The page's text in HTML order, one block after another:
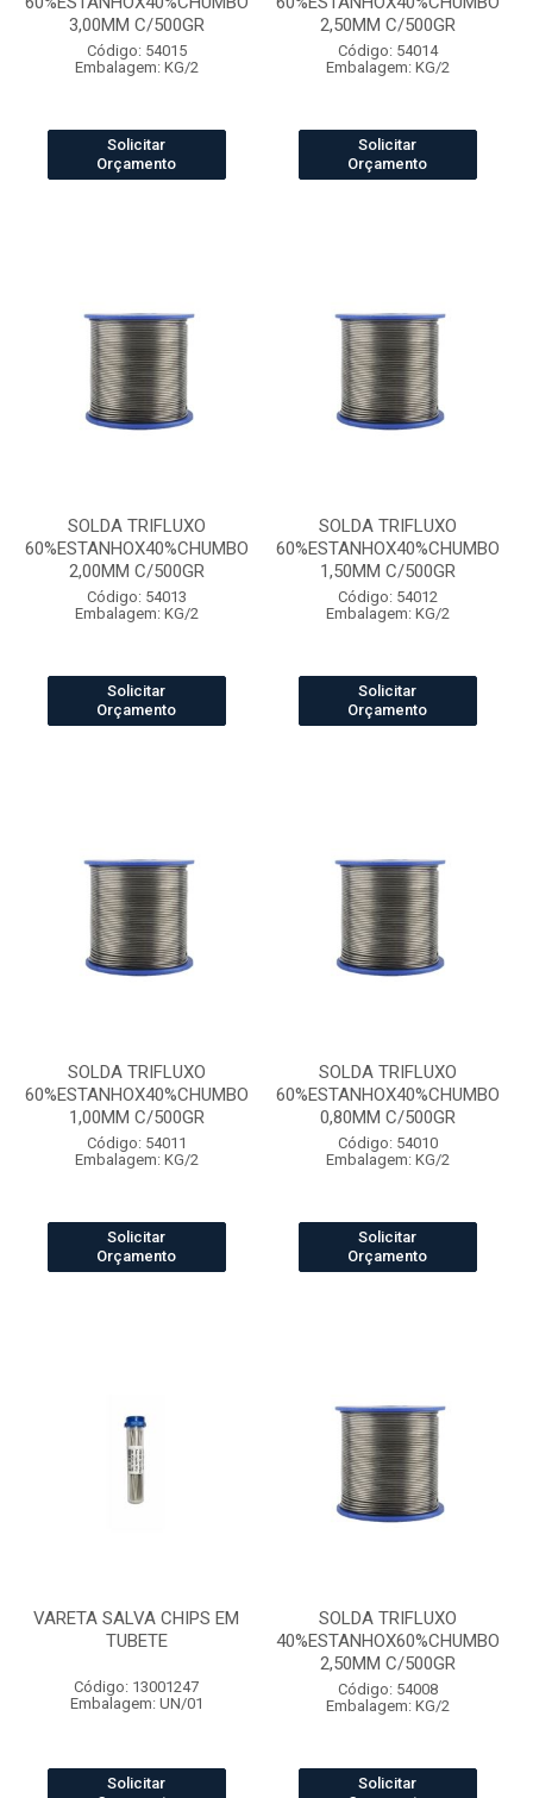
3,00MM C/500GR
Código: 54015
Embalagem: KG/2
Solicitar
Orçamento
2,50MM C/500GR
Código: 54014
Embalagem: KG/2
Solicitar
Orçamento
SOLDA TRIFLUXO
60%ESTANHOX40%CHUMBO
2,00MM C/500GR
Código: 54013
Embalagem: KG/2
Solicitar
Orçamento
SOLDA TRIFLUXO
60%ESTANHOX40%CHUMBO
1,50MM C/500GR
Código: 54012
Embalagem: KG/2
Solicitar
Orçamento
SOLDA TRIFLUXO
60%ESTANHOX40%CHUMBO
1,00MM C/500GR
Código: 54011
Embalagem: KG/2
Solicitar
Orçamento
SOLDA TRIFLUXO
60%ESTANHOX40%CHUMBO
0,80MM C/500GR
Código: 54010
Embalagem: KG/2
Solicitar
Orçamento
VARETA SALVA CHIPS EM
TUBETE
Código: 13001247
Embalagem: UN/01
Solicitar
SOLDA TRIFLUXO
40%ESTANHOX60%CHUMBO
2,50MM C/500GR
Código: 54008
Embalagem: KG/2
Solicitar